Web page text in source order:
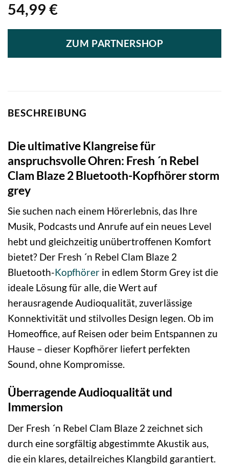
54,99 €
ZUM PARTNERSHOP
BESCHREIBUNG
Die ultimative Klangreise für
anspruchsvolle Ohren: Fresh ´n Rebel
Clam Blaze 2 Bluetooth-Kopfhörer storm
grey
Sie suchen nach einem Hörerlebnis, das Ihre
Musik, Podcasts und Anrufe auf ein neues Level
hebt und gleichzeitig unübertroffenen Komfort
bietet? Der Fresh ´n Rebel Clam Blaze 2
Bluetooth-Kopfhörer in edlem Storm Grey ist die
ideale Lösung für alle, die Wert auf
herausragende Audioqualität, zuverlässige
Konnektivität und stilvolles Design legen. Ob im
Homeoffice, auf Reisen oder beim Entspannen zu
Hause – dieser Kopfhörer liefert perfekten
Sound, ohne Kompromisse.
Überragende Audioqualität und
Immersion
Der Fresh ´n Rebel Clam Blaze 2 zeichnet sich
durch eine sorgfältig abgestimmte Akustik aus,
die ein klares, detailreiches Klangbild garantiert.